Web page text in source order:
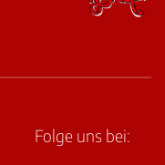
Folge uns bei: